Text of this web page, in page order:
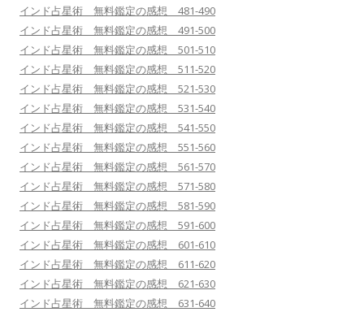
インド占星術 無料鑑定の感想 481-490
インド占星術 無料鑑定の感想 491-500
インド占星術 無料鑑定の感想 501-510
インド占星術 無料鑑定の感想 511-520
インド占星術 無料鑑定の感想 521-530
インド占星術 無料鑑定の感想 531-540
インド占星術 無料鑑定の感想 541-550
インド占星術 無料鑑定の感想 551-560
インド占星術 無料鑑定の感想 561-570
インド占星術 無料鑑定の感想 571-580
インド占星術 無料鑑定の感想 581-590
インド占星術 無料鑑定の感想 591-600
インド占星術 無料鑑定の感想 601-610
インド占星術 無料鑑定の感想 611-620
インド占星術 無料鑑定の感想 621-630
インド占星術 無料鑑定の感想 631-640